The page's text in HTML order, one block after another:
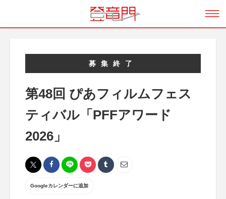
募集終了
第48回 ぴあフィルムフェス
ティバル「PFFアワード
2026」
Googleカレンダーに追加